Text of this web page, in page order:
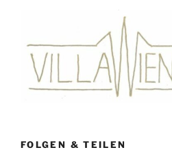
FOLGEN & TEILEN